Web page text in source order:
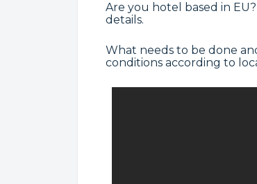
Are you hotel based in
details.
What needs to be done
conditions according to